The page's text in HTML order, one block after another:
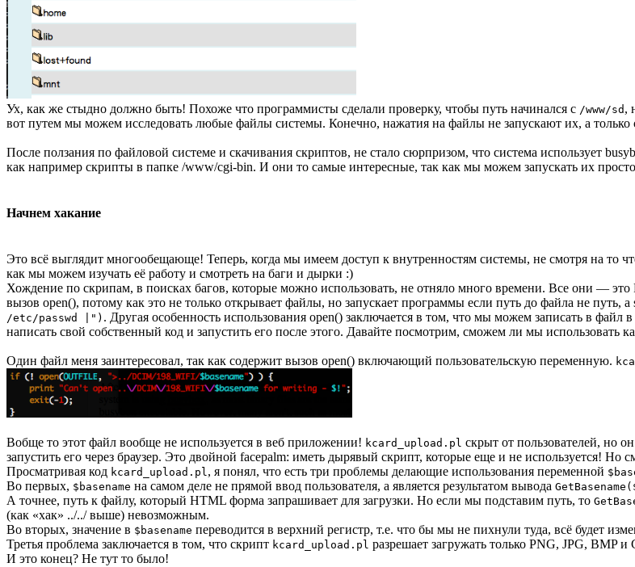
Ух, как же стыдно должно быть! Похоже что программисты сделали проверку, чтобы путь начинался с /www/sd ,
вот путем мы можем исследовать любые файлы системы. Конечно, нажатия на файлы не запускают их, а только
После ползания по файловой системе и скачивания скриптов, не стало сюрпризом, что система использует
как например скрипты в папке /www/cgi-bin. И они то самые интересные, так как мы можем запускать их просто
Начнем хакание
Это всё выглядит многообещающе! Теперь, когда мы имеем доступ к внутренностям системы, не смотря на то
как мы можем изучать её работу и смотреть на баги и дырки :)
Хождение по скрипам, в поисках багов, которые можно использовать, не отняло много времени. Все они —
вызов open(), потому как это не только открывает файлы, но запускает программы если путь до файла не путь,
/etc/passwd |") . Другая особенность использования open() заключается в том, что мы можем записать в
написать свой собственный код и запустить его после этого. Давайте посмотрим, сможем ли мы использовать
Один файл меня заинтересовал, так как содержит вызов open() включающий пользовательскую переменную.
Вобще то этот файл вообще не используется в веб приложении! kcard_upload.pl скрыт от пользователей, но
запустить его через браузер. Это двойной facepalm: иметь дырявый скрипт, которые еще и не используется!
Просматривая код kcard_upload.pl, я понял, что есть три проблемы делающие использования переменной
Во первых, $basename на самом деле не прямой ввод пользователя, а является результатом вывода
А точнее, путь к файлу, который HTML форма запрашивает для загрузки. Но если мы подставим путь, то
(как «хак» ../../ выше) невозможным.
Во вторых, значение в $basename переводится в верхний регистр, т.е. что бы мы не пихнули туда, всё будет
Третья проблема заключается в том, что скрипт kcard_upload.pl разрешает загружать только PNG, JPG, BMP
И это конец? Не тут то было!